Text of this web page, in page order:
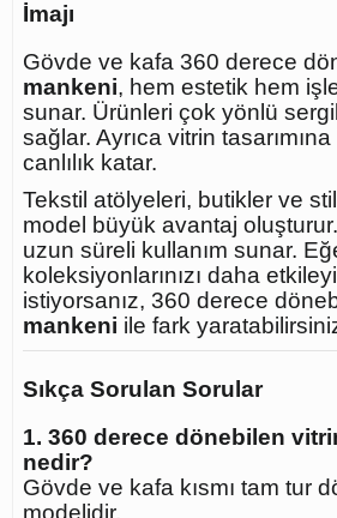
İmajı
Gövde ve kafa 360 derece
mankeni, hem estetik hem
sunar. Ürünleri çok yönlü
sağlar. Ayrıca vitrin
canlılık katar.
Tekstil atölyeleri, butikler ve
model büyük avantaj oluşturur.
uzun süreli kullanım sunar.
koleksiyonlarınızı daha
istiyorsanız, 360 derece
mankeni ile fark
Sıkça Sorulan Sorular
1. 360 derece dönebilen
nedir?
Gövde ve kafa kısmı tam tur
modelidir.